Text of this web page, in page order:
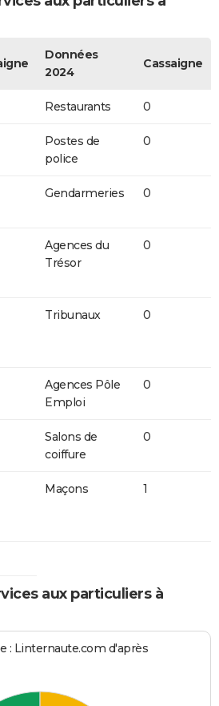
Données
2024
Cassaigne
Restaurants 0
Postes de
police
0
Gendarmeries 0
Agences du
Trésor
0
Tribunaux 0
Agences Pôle
Emploi
0
Salons de
coiffure
0
Maçons 1
aux particuliers à
: Linternaute.com d'après